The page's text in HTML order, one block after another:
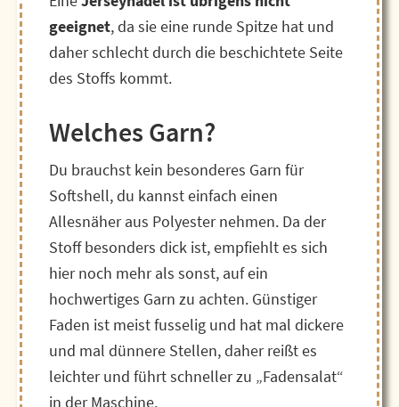
geeignet, da sie eine runde Spitze hat und
daher schlecht durch die beschichtete Seite
des Stoffs kommt.
Welches Garn?
Du brauchst kein besonderes Garn für
Softshell, du kannst einfach einen
Allesnäher aus Polyester nehmen. Da der
Stoff besonders dick ist, empfiehlt es sich
hier noch mehr als sonst, auf ein
hochwertiges Garn zu achten. Günstiger
Faden ist meist fusselig und hat mal dickere
und mal dünnere Stellen, daher reißt es
leichter und führt schneller zu „Fadensalat“
in der Maschine.